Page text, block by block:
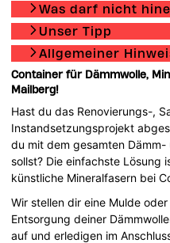
Was darf nicht
Unser Tipp
Allgemeiner
Container für Dämmwolle,
Mailberg!
Hast du das Renovierungs-,
Instandsetzungsprojekt
du mit dem gesamten
sollst? Die einfachste Lösung
künstliche Mineralfasern bei
Wir stellen dir eine Mulde
Entsorgung deiner
auf und erledigen im